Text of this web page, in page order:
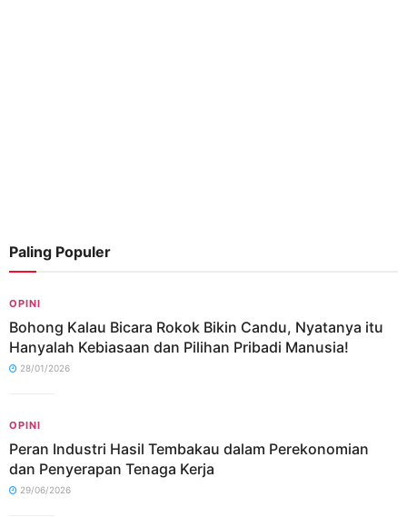
Paling Populer
OPINI
Bohong Kalau Bicara Rokok Bikin Candu, Nyatanya itu
Hanyalah Kebiasaan dan Pilihan Pribadi Manusia!
28/01/2026
OPINI
Peran Industri Hasil Tembakau dalam Perekonomian
dan Penyerapan Tenaga Kerja
29/06/2026